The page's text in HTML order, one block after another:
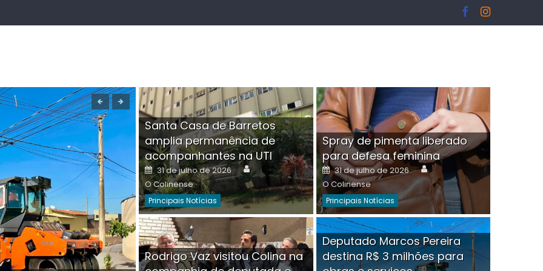
Boutique na Av. Ângelo Martins Tristão é
invadida por criminoso mascarado
Santa Casa de Barretos
amplia permanência de
acompanhantes na UTI
Posted
on
31 de julho de 2026 Author
O Colinense
Principais Notícias
Spray de pimenta liberado
para defesa feminina
Posted
on
31 de julho de 2026 Author
O Colinense
Principais Notícias
Rodrigo Vaz visitou Colina na
Deputado Marcos Pereira
destina R$ 3 milhões para